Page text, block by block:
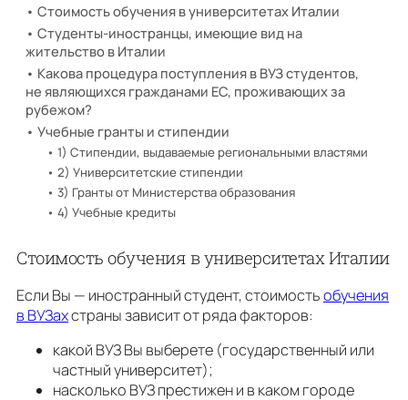
Стоимость обучения в университетах Италии
Студенты-иностранцы, имеющие вид на
жительство в Италии
Какова процедура поступления в ВУЗ студентов,
не являющихся гражданами ЕС, проживающих за
рубежом?
Учебные гранты и стипендии
1) Стипендии, выдаваемые региональными властями
2) Университетские стипендии
3) Гранты от Министерства образования
4) Учебные кредиты
Стоимость обучения в университетах Италии
Если Вы — иностранный студент, стоимостьобучения
в ВУЗахстраны зависит от ряда факторов:
какой ВУЗ Вы выберете (государственный или
частный университет);
насколько ВУЗ престижен и в каком городе